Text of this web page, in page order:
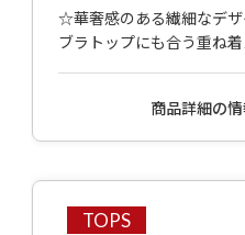
☆華奢感のある繊細なデ
ブラトップにも合う重ね
商品詳細の
TOPS